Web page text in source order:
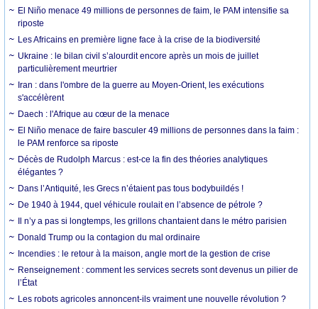
El Niño menace 49 millions de personnes de faim, le PAM intensifie sa
riposte
Les Africains en première ligne face à la crise de la biodiversité
Ukraine : le bilan civil s’alourdit encore après un mois de juillet
particulièrement meurtrier
Iran : dans l'ombre de la guerre au Moyen-Orient, les exécutions
s'accélèrent
Daech : l'Afrique au cœur de la menace
El Niño menace de faire basculer 49 millions de personnes dans la faim :
le PAM renforce sa riposte
Décès de Rudolph Marcus : est-ce la fin des théories analytiques
élégantes ?
Dans l’Antiquité, les Grecs n’étaient pas tous bodybuildés !
De 1940 à 1944, quel véhicule roulait en l’absence de pétrole ?
Il n’y a pas si longtemps, les grillons chantaient dans le métro parisien
Donald Trump ou la contagion du mal ordinaire
Incendies : le retour à la maison, angle mort de la gestion de crise
Renseignement : comment les services secrets sont devenus un pilier de
l’État
Les robots agricoles annoncent-ils vraiment une nouvelle révolution ?